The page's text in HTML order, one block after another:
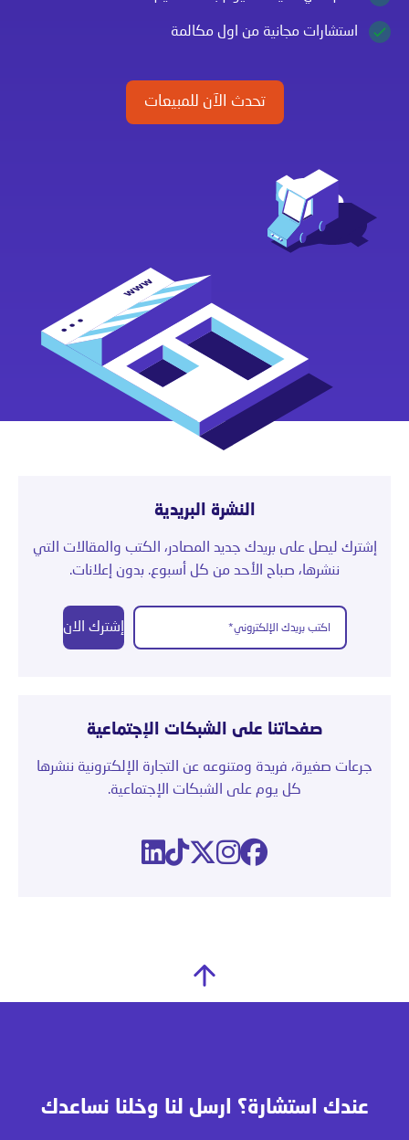
استشارات مجانية من اول مكالمة
تحدث الآن للمبيعات
النشرة البريدية
إشترك ليصل على بريدك جديد المصادر، الكتب والمقالات التي
ننشرها، صباح الأحد من كل أسبوع. بدون إعلانات.
إشترك الان
صفحاتنا على الشبكات الإجتماعية
جرعات صغيرة، فريدة ومتنوعه عن التجارة الإلكترونية ننشرها
كل يوم على الشبكات الإجتماعية.
عندك استشارة؟ ارسل لنا وخلنا نساعدك